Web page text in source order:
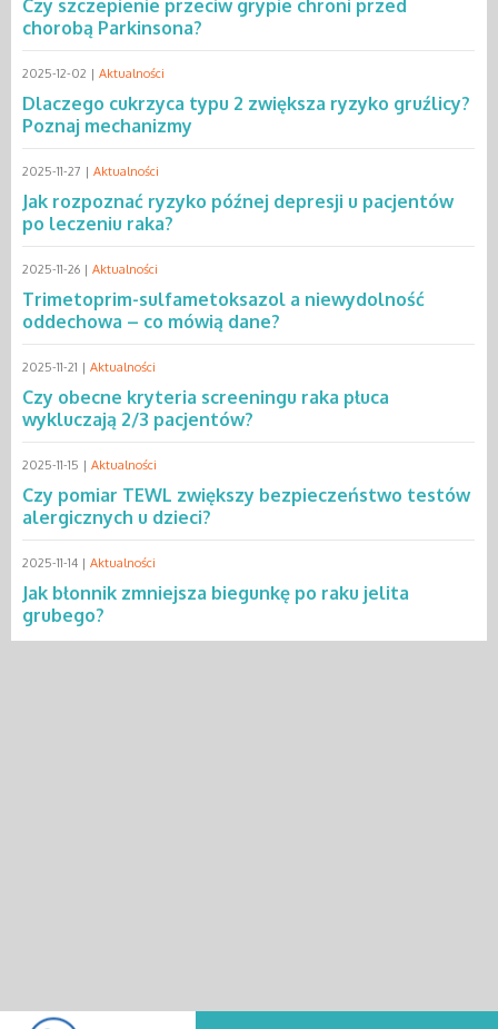
Czy szczepienie przeciw grypie chroni przed
chorobą Parkinsona?
2025-12-02 | Aktualności
Dlaczego cukrzyca typu 2 zwiększa ryzyko gruźlicy?
Poznaj mechanizmy
2025-11-27 | Aktualności
Jak rozpoznać ryzyko późnej depresji u pacjentów
po leczeniu raka?
2025-11-26 | Aktualności
Trimetoprim-sulfametoksazol a niewydolność
oddechowa – co mówią dane?
2025-11-21 | Aktualności
Czy obecne kryteria screeningu raka płuca
wykluczają 2/3 pacjentów?
2025-11-15 | Aktualności
Czy pomiar TEWL zwiększy bezpieczeństwo testów
alergicznych u dzieci?
2025-11-14 | Aktualności
Jak błonnik zmniejsza biegunkę po raku jelita
grubego?